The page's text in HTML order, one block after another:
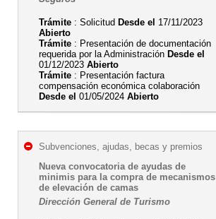
Trámite : Solicitud Desde el 17/11/2023
Abierto
Trámite : Presentación de documentación
requerida por la Administración Desde el
01/12/2023 Abierto
Trámite : Presentación factura
compensación económica colaboración
Desde el 01/05/2024 Abierto
Subvenciones, ajudas, becas y premios
Nueva convocatoria de ayudas de
minimis para la compra de mecanismos
de elevación de camas
Dirección General de Turismo